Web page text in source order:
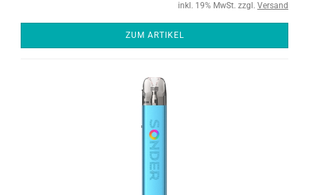
inkl. 19% MwSt. zzgl. Versand
ZUM ARTIKEL